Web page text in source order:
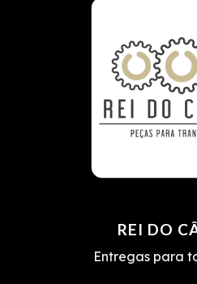
REI DO
Entregas para